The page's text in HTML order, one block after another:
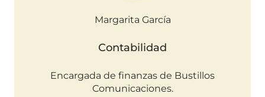
Margarita García
Contabilidad
Encargada de finanzas de Bustillos
Comunicaciones.